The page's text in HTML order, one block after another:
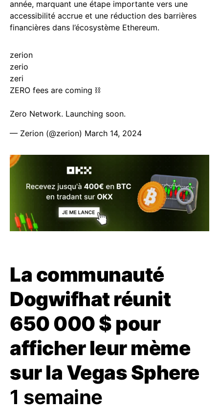
année, marquant une étape importante vers une
accessibilité accrue et une réduction des barrières
financières dans l’écosystème Ethereum.
zerion
zerio
zeri
ZERO fees are coming ⛓️
Zero Network. Launching soon.
— Zerion (@zerion) March 14, 2024
La communauté
Dogwifhat réunit
650 000 $ pour
afficher leur mème
sur la Vegas Sphere
1 semaine